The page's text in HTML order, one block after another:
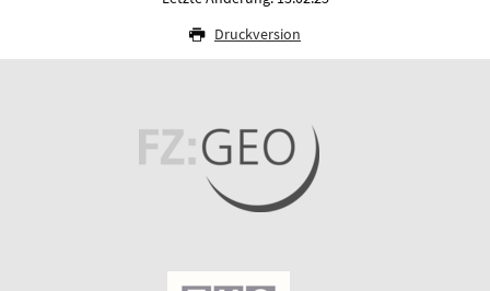
Druckversion